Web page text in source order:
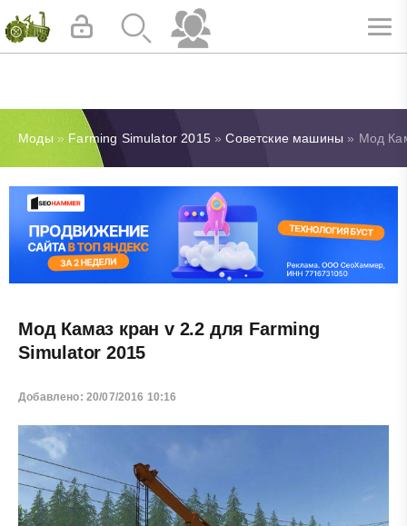
Моды » Farming Simulator 2015»Советские машины » Мод
Мод Камаз кран v 2.2 для Farming
Simulator 2015
Добавлено: 20/07/2016 10:16